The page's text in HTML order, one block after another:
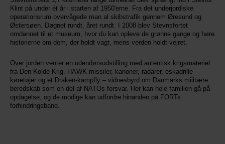
Klint på under ét år i starten af 1950'erne. Fra det underjordiske
operationsrum overvågede man al skibstrafik gennem Øresund og
Østersøen. Døgnet rundt, året rundt. I 2008 blev Stevnsfortet
omdannet til et museum, hvor du kan opleve de grønne gange og høre
historierne om dem, der holdt vagt, mens verden holdt vejret.
Over jorden venter en udendørsudstilling med autentisk krigsmateriel
fra Den Kolde Krig. HAWK-missiler, kanoner, radarer, eskadrille-
køretøjer og et Draken-kampfly – vidnesbyrd om Danmarks militære
beredskab som en del af NATOs forsvar. Her kan hele familien gå på
opdagelse, og de modige kan udfordre hinanden på FORTs
forhindringsbane.